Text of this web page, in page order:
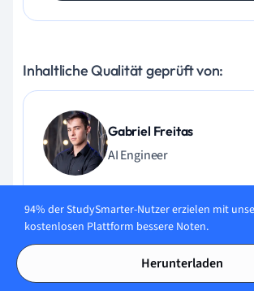
Inhaltliche Qualität geprüft von:
Gabriel Freitas
AI Engineer
Softwareentwicklung, maschinellen
generativer KI, einschließlich Anwendungen
Sprachmodelle (LLMs). Er hat Elektrotechnik
Universität von São Paulo studiert und
seinen MSc in Computertechnik an der
94% der StudySmarter-Nutzer erzielen mit
kostenlosen Plattform bessere Noten.
Herunterladen